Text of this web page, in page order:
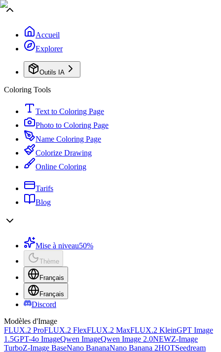
Accueil
Explorer
Outils IA
Coloring Tools
Text to Coloring Page
Photo to Coloring Page
Name Coloring Page
Colorize Drawing
Online Coloring
Tarifs
Blog
Mise à niveau50%
Thème
Français
Français
Discord
Modèles d'Image
FLUX.2 ProFLUX.2 FlexFLUX.2 MaxFLUX.2 KleinGPT Image
1.5GPT-4o ImageQwen ImageQwen Image 2.0NEWZ-Image
TurboZ-Image BaseNano BananaNano Banana 2HOTSeedream